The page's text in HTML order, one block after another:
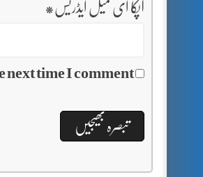
آپکا ای میل ایڈریس *
next time I comment.